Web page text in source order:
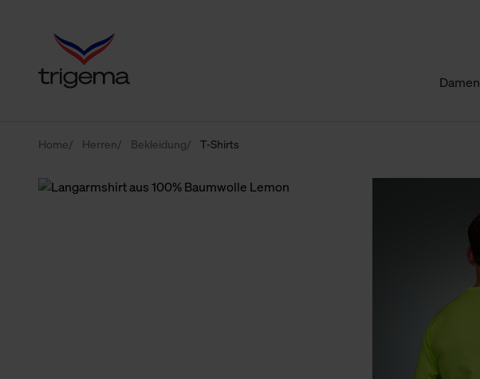
Damen
Home Herren Bekleidung T-Shirts